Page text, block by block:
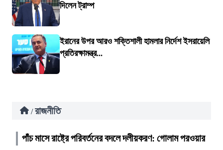
দিলেন ট্রাম্প
ইরানের উপর আরও শক্তিশালী হামলার নির্দেশ ইসরায়েলি
প্রতিরক্ষামন্ত্র...
/ রাজনীতি
পাঁচ মাসে রাষ্ট্রে পরিবর্তনের বদলে দলীয়করণ: গোলাম পরওয়ার